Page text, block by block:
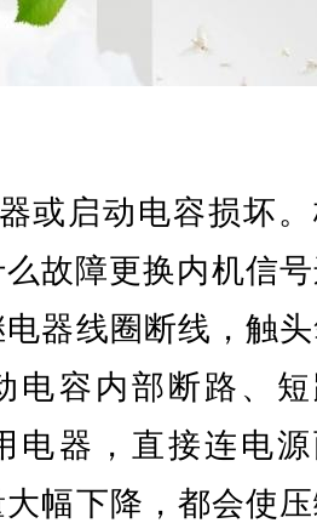
或启动电容损坏
故障更换内机信
器线圈断线，触
电容内部断路、短
电器，直接连电
幅下降，都会使